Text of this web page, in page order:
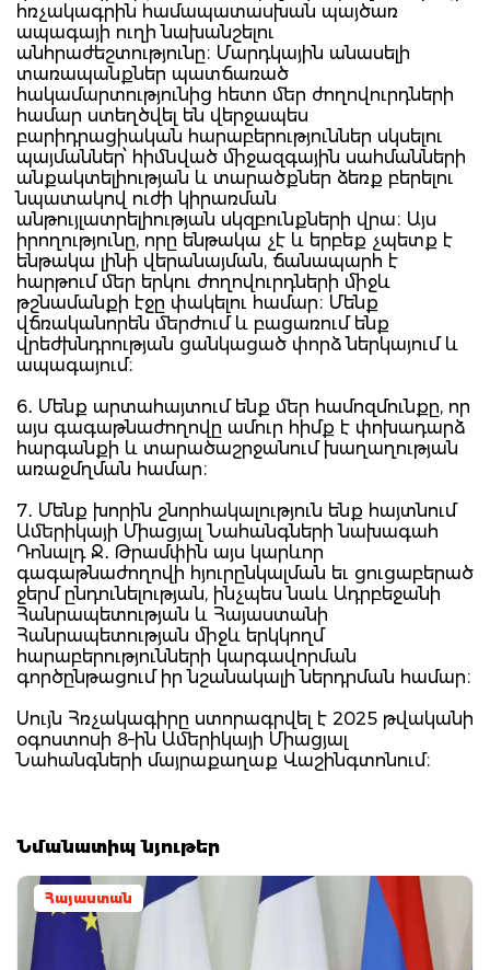
հռչակագրին համապատասխան պայծառ
ապագայի ուղի նախանշելու
անհրաժեշտությունը։ Մարդկային անասելի
տառապանքներ պատճառած
հակամարտությունից հետո մեր ժողովուրդների
համար ստեղծվել են վերջապես
բարիդրացիական հարաբերություններ սկսելու
պայմաններ՝ հիմնված միջազգային սահմանների
անքակտելիության և տարածքներ ձեռք բերելու
նպատակով ուժի կիրառման
անթույլատրելիության սկզբունքների վրա։ Այս
իրողությունը, որը ենթակա չէ և երբեք չպետք է
ենթակա լինի վերանայման, ճանապարհ է
հարթում մեր երկու ժողովուրդների միջև
թշնամանքի էջը փակելու համար։ Մենք
վճռականորեն մերժում և բացառում ենք
վրեժխնդրության ցանկացած փորձ ներկայում և
ապագայում։
6․ Մենք արտահայտում ենք մեր համոզմունքը, որ
այս գագաթնաժողովը ամուր հիմք է փոխադարձ
հարգանքի և տարածաշրջանում խաղաղության
առաջմղման համար։
7․ Մենք խորին շնորհակալություն ենք հայտնում
Ամերիկայի Միացյալ Նահանգների նախագահ
Դոնալդ Ջ․ Թրամփին այս կարևոր
գագաթնաժողովի հյուրընկալման եւ ցուցաբերած
ջերմ ընդունելության, ինչպես նաև Ադրբեջանի
Հանրապետության և Հայաստանի
Հանրապետության միջև երկկողմ
հարաբերությունների կարգավորման
գործընթացում իր նշանակալի ներդրման համար։
Սույն Հռչակագիրը ստորագրվել է 2025 թվականի
օգոստոսի 8–ին Ամերիկայի Միացյալ
Նահանգների մայրաքաղաք Վաշինգտոնում։
Նմանատիպ նյութեր
Հայաստան